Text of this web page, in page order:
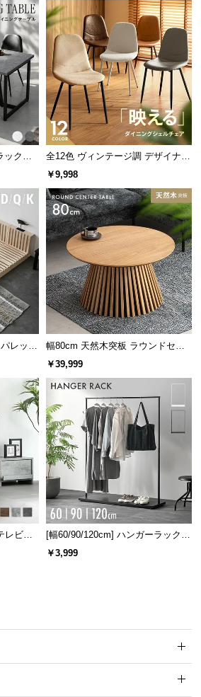
ックフ
4人掛
全12色 ヴィンテージ調 デザイナー
ズシェルチェア
￥9,998
レット
幅80cm 天然木突板 ラウンドセン
ターテーブル 美しい格子デザイン
￥39,999
レビボ
納・
[幅60/90/120cm] ハンガーラック
スチール 4段階高さ調節 サイドフ
￥3,999